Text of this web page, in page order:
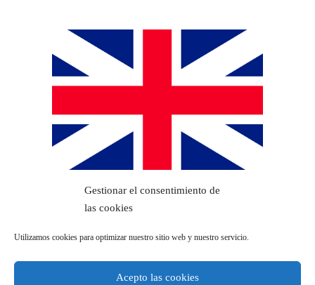
Gestionar el consentimiento de
las cookies
Utilizamos cookies para optimizar nuestro sitio web y nuestro servicio.
Acepto las cookies